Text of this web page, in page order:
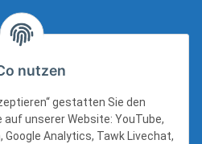
nutzen
gestatten Sie den
unserer Website: YouTube,
Google Analytics, Tawk Livechat,